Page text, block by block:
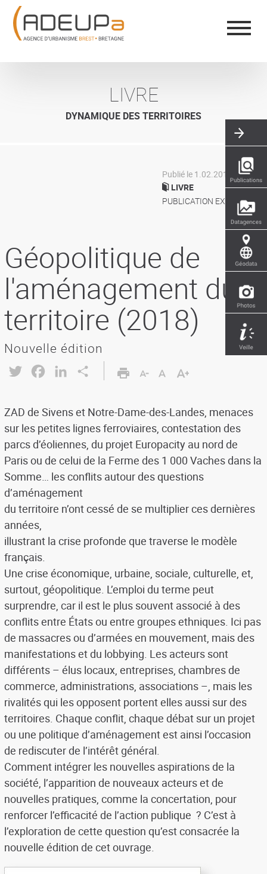
Aller
contenu
principal
LIVRE
DYNAMIQUE DES TERRITOIRES
Publié le 1.02.2019
LIVRE
PUBLICATION EXTÉRIEURE
Géopolitique de
l'aménagement du
territoire (2018)
Nouvelle édition
Twitter FacebookLinkedIn
ZAD de Sivens et Notre-Dame-des-Landes, menaces
sur les petites lignes ferroviaires, contestation des
parcs d’éoliennes, du projet Europacity au nord de
Paris ou de celui de la Ferme des 1 000 Vaches dans la
Somme… les conflits autour des questions
d’aménagement
du territoire n’ont cessé de se multiplier ces dernières
années,
illustrant la crise profonde que traverse le modèle
français.
Une crise économique, urbaine, sociale, culturelle, et,
surtout, géopolitique. L’emploi du terme peut
surprendre, car il est le plus souvent associé à des
conflits entre États ou entre groupes ethniques. Ici pas
de massacres ou d’armées en mouvement, mais des
manifestations et du lobbying. Les acteurs sont
différents – élus locaux, entreprises, chambres de
commerce, administrations, associations –, mais les
rivalités qui les opposent portent elles aussi sur des
territoires. Chaque conflit, chaque débat sur un projet
ou une politique d’aménagement est ainsi l’occasion
de rediscuter de l’intérêt général.
Comment intégrer les nouvelles aspirations de la
société, l’apparition de nouveaux acteurs et de
nouvelles pratiques, comme la concertation, pour
renforcer l’efficacité de l’action publique ? C’est à
l’exploration de cette question qu’est consacrée la
nouvelle édition de cet ouvrage.
Panneau de gestion des cookies